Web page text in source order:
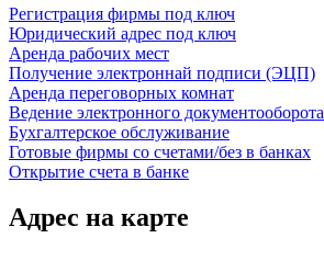
Регистрация фирмы под ключ
Юридический адрес под ключ
Аренда рабочих мест
Получение электроннай подписи (ЭЦП)
Аренда переговорных комнат
Ведение электронного документооборота
Бухгалтерское обслуживание
Готовые фирмы со счетами/без в банках
Открытие счета в банке
Адрес на карте